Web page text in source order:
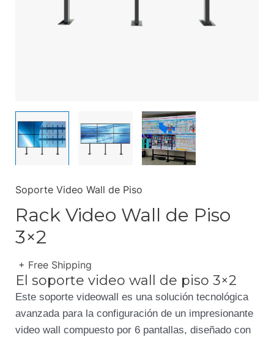
Soporte Video Wall de Piso
Rack Video Wall de Piso
3×2
+ Free Shipping
El soporte video wall de piso 3×2
Este soporte videowall es una solución tecnológica
avanzada para la configuración de un impresionante
video wall compuesto por 6 pantallas, diseñado con